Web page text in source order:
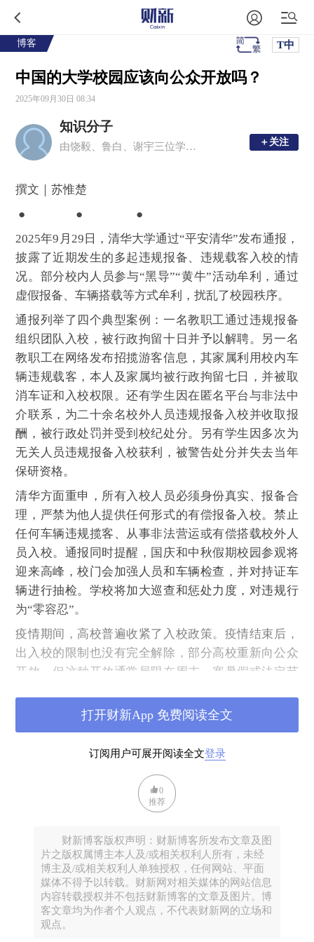
博客 T中
中国的大学校园应该向公众开放吗？
2025年09月30日 08:34
知识分子
由饶毅、鲁白、谢宇三位学者创办的移动新媒体平台，现任主编为周忠和、毛淑德、夏志宏。 ＋关注
＋关注
撰文｜苏惟楚
● ● ●
2025年9月29日，清华大学通过“平安清华”发布通报，
披露了近期发生的多起违规报备、违规载客入校的情
况。部分校内人员参与“黑导”“黄牛”活动牟利，通过
虚假报备、车辆搭载等方式牟利，扰乱了校园秩序。
通报列举了四个典型案例：一名教职工通过违规报备
组织团队入校，被行政拘留十日并予以解聘。另一名
教职工在网络发布招揽游客信息，其家属利用校内车
辆违规载客，本人及家属均被行政拘留七日，并被取
消车证和入校权限。还有学生因在匿名平台与非法中
介联系，为二十余名校外人员违规报备入校并收取报
酬，被行政处罚并受到校纪处分。另有学生因多次为
无关人员违规报备入校获利，被警告处分并失去当年
保研资格。
清华方面重申，所有入校人员必须身份真实、报备合
理，严禁为他人提供任何形式的有偿报备入校。禁止
任何车辆违规揽客、从事非法营运或有偿搭载校外人
员入校。通报同时提醒，国庆和中秋假期校园参观将
迎来高峰，校门会加强人员和车辆检查，并对持证车
辆进行抽检。学校将加大巡查和惩处力度，对违规行
为“零容忍”。
疫情期间，高校普遍收紧了入校政策。疫情结束后，
出入校的限制也没有完全解除，部分高校重新向公众
开放，但这种开放通常局限在周末、寒暑假或法定节
的感受是，高校校园越来越难进入。
“高校界墙一直都在，不过表现形式不一样，”华南理
工大学建筑学院副教授何志森说，过去一些校园出入
得经过保安，或凭借校徽、出入证，“在一定程度，校
徽或者出入证也只是‘墙’的某种表现形式。但近十年
来，随着技术手段升级，需要你提报的个人信息越来
某种意义来讲，校园的“墙”不仅仅是物理防御工事，
还是精神心理的隔离。在墙内，身份和人际关系因地
域再次得到定义。
人们对此类议题的关切并非难以理解。尤其对于20 世
订阅用户可展开阅读全文登录
打开财新App 免费阅读全文
0
推荐
财新博客版权声明：财新博客所发布文章及图
片之版权属博主本人及/或相关权利人所有，未经
博主及/或相关权利人单独授权，任何网站、平面
媒体不得予以转载。财新网对相关媒体的网站信息
内容转载授权并不包括财新博客的文章及图片。博
客文章均为作者个人观点，不代表财新网的立场和
观点。